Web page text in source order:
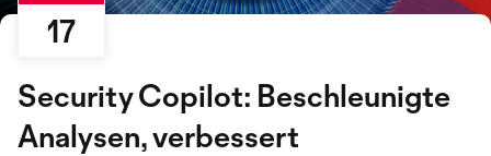
17
Security Copilot: Beschleunigte
Analysen, verbessert